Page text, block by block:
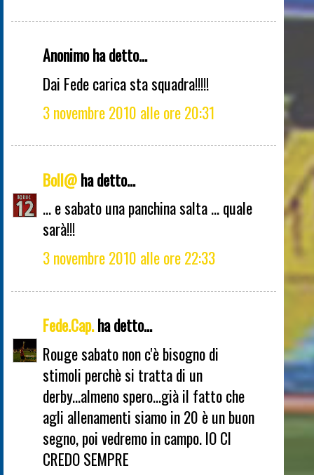
Anonimo ha detto...
Dai Fede carica sta squadra!!!!!
3 novembre 2010 alle ore 20:31
Boll@ha detto...
... e sabato una panchina salta ... quale
sarà!!!
3 novembre 2010 alle ore 22:33
Fede.Cap.ha detto...
Rouge sabato non c'è bisogno di
stimoli perchè si tratta di un
derby...almeno spero...già il fatto che
agli allenamenti siamo in 20 è un buon
segno, poi vedremo in campo. IO CI
CREDO SEMPRE